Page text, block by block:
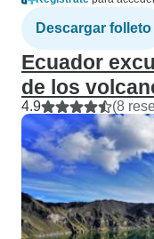
Descargar folleto
Ecuador
de los
4.9 (8